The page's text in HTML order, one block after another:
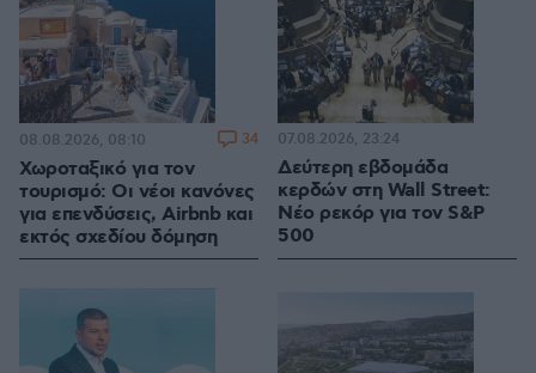
Χωροταξικό για τον
τουρισμό: Οι νέοι κανόνες
για επενδύσεις, Airbnb και
εκτός σχεδίου δόμηση
08.08.2026, 08:10 34
Δεύτερη εβδομάδα
κερδών στη Wall Street:
Νέο ρεκόρ για τον S&P
500
07.08.2026, 23:24